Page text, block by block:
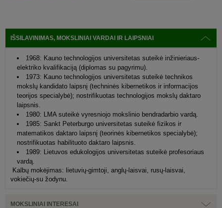
IŠSILAVINIMAS, MOKSLINIAI VARDAI IR LAIPSNIAI
1968: Kauno technologijos universitetas suteikė inžinieriaus-
elektriko kvalifikaciją (diplomas su pagyrimu).
1973: Kauno technologijos universitetas suteikė technikos
mokslų kandidato laipsnį (techninės kibernetikos ir informacijos
teorijos specialybė); nostrifikuotas technologijos mokslų daktaro
laipsnis.
1980: LMA suteikė vyresniojo mokslinio bendradarbio vardą.
1985: Sankt Peterburgo universitetas suteikė fizikos ir
matematikos daktaro laipsnį (teorinės kibernetikos specialybė);
nostrifikuotas habilituoto daktaro laipsnis.
1989: Lietuvos edukologijos universitetas suteikė profesoriaus
vardą.
Kalbų mokėjimas: lietuvių-gimtoji, anglų-laisvai, rusų-laisvai,
vokiečių-su žodynu.
MOKSLINIAI INTERESAI